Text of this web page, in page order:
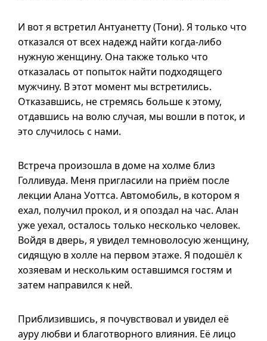
И вот я встретил Антуанетту (Тони). Я только что
отказался от всех надежд найти когда-либо
нужную женщину. Она также только что
отказалась от попыток найти подходящего
мужчину. В этот момент мы встретились.
Отказавшись, не стремясь больше к этому,
отдавшись на волю случая, мы вошли в поток, и
это случилось с нами.
Встреча произошла в доме на холме близ
Голливуда. Меня пригласили на приём после
лекции Алана Уоттса. Автомобиль, в котором я
ехал, получил прокол, и я опоздал на час. Алан
уже уехал, осталось только несколько человек.
Войдя в дверь, я увидел темноволосую женщину,
сидящую в холле на первом этаже. Я подошёл к
хозяевам и нескольким оставшимся гостям и
затем направился к ней.
Приблизившись, я почувствовал и увидел её
ауру любви и благотворного влияния. Её лицо